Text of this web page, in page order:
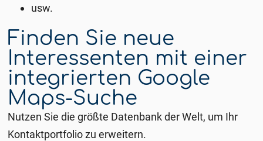
usw.
Finden Sie neue
Interessenten mit einer
integrierten Google
Maps-Suche
Nutzen Sie die größte Datenbank der Welt, um Ihr
Kontaktportfolio zu erweitern.